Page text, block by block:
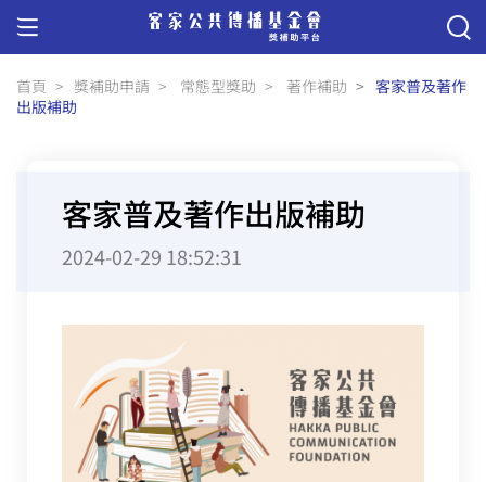
首頁 獎補助申請 常態型獎助 著作補助
客家普及著作
出版補助
客家普及著作出版補助
2024-02-29 18:52:31